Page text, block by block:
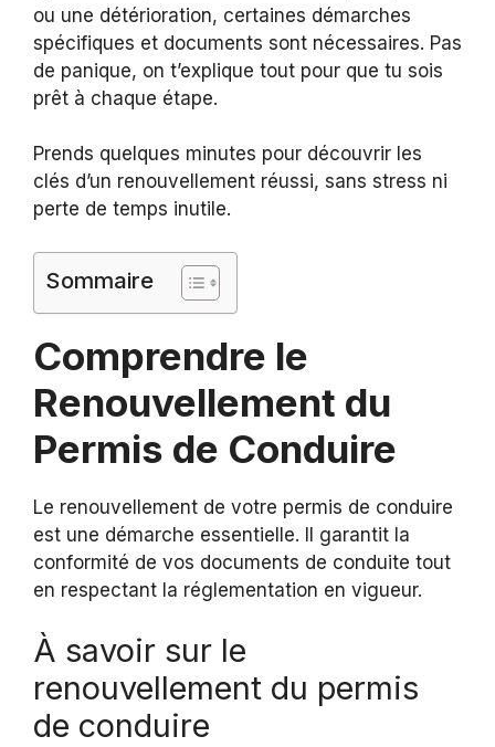
ou une détérioration, certaines démarches
spécifiques et documents sont nécessaires. Pas
de panique, on t’explique tout pour que tu sois
prêt à chaque étape.
Prends quelques minutes pour découvrir les
clés d’un renouvellement réussi, sans stress ni
perte de temps inutile.
Sommaire
Comprendre le
Renouvellement du
Permis de Conduire
Le renouvellement de votre permis de conduire
est une démarche essentielle. Il garantit la
conformité de vos documents de conduite tout
en respectant la réglementation en vigueur.
À savoir sur le
renouvellement du permis
de conduire